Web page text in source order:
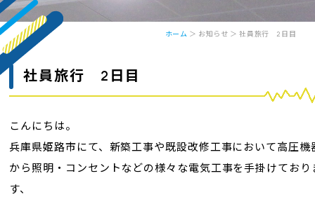
ホーム ＞ お知らせ ＞ 社員旅行 2日目
社員旅行 2日目
こんにちは。
兵庫県姫路市にて、 新築工事や既設改修工事において 高圧機
から照明・コンセントなどの様々な電気工事を手掛けており
す、